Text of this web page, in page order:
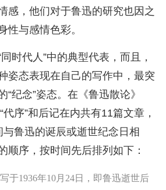
感，他们对于鲁迅的研究也因之
性与感情色彩。
时代人”中的典型代表，而且，
姿态表现在自己的写作中，最突
“纪念”姿态。在《鲁迅散论》
序”和后记在内共有11篇文章，
鲁迅的诞辰或逝世纪念日相
顺序，按时间先后排列如下：
于1936年10月24日，即鲁迅逝世后